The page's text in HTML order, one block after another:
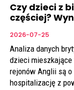
Czy dzieci z
częściej?
2026-07-25
Analiza danych
dzieci
rejonów Anglii są o
hospitalizację z